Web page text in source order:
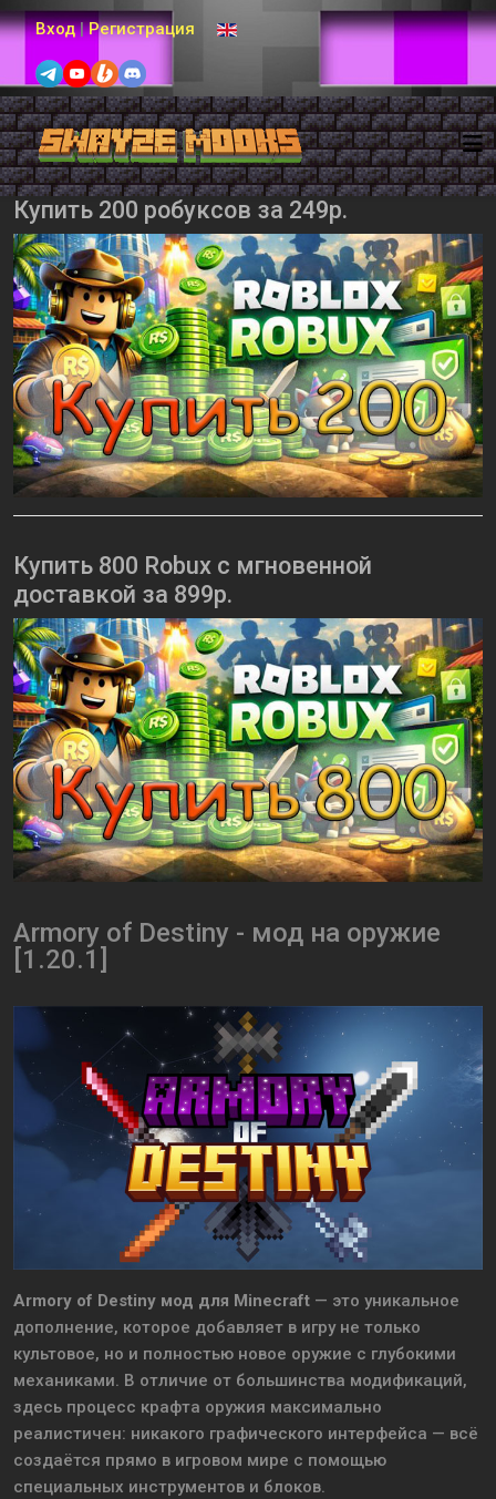
Вход | Регистрация Выберите язык
Купить 200 робуксов за 249р.
Купить 800 Robux с мгновенной
доставкой за 899р.
Armory of Destiny - мод на оружие
[1.20.1]
Armory of Destiny мод для Minecraft — это уникальное
дополнение, которое добавляет в игру не только
культовое, но и полностью новое оружие с глубокими
механиками. В отличие от большинства модификаций,
здесь процесс крафта оружия максимально
реалистичен: никакого графического интерфейса — всё
создаётся прямо в игровом мире с помощью
специальных инструментов и блоков.